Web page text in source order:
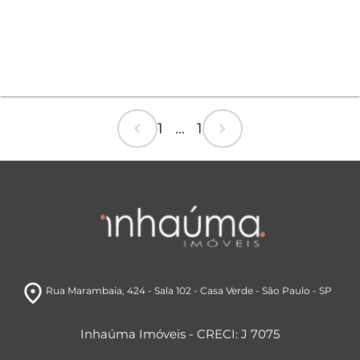
chevron_left 1 ... 1 chevron_right
room Rua Marambaia , 424 - Sala 102 - Casa Verde- São Paulo - SP
Inhaúma Imóveis - CRECI: J 7075